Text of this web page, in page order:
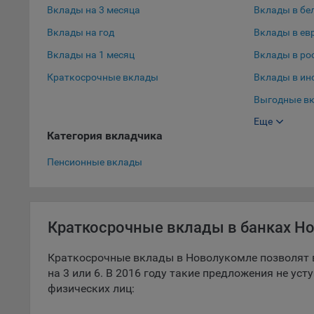
При
Вклады на 3 месяца
Вклады на год
Вклады на 1 месяц
Краткосрочные вклады
Вклады в
Вклады в
Вклады в
Вклады в
Выгодные
Выгодные
Еще
Категория вкладчика
Пенсионные вклады
Краткосрочные вклады в банках
Краткосрочные вклады в Новолукомле
на 3 или 6. В 2016 году такие предложения не
физических лиц: